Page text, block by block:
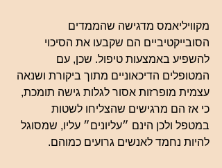
מקוויליאמס מדגישה שהממדים
הסובייקטיביים הם שקבעו את הסיכוי
להשפיע באמצעות טיפול. שכן, עם
המטופלים הדיכאוניים מתוך ביקורת ושנאה
עצמית מופרזות אסור לגלות גישה תומכת,
כי אז הם מרגישים שהצליחו לשטות
במטפל ולכן הינם ״עליונים״ עליו, שמסוגל
להיות נחמד לאנשים גרועים כמוהם.